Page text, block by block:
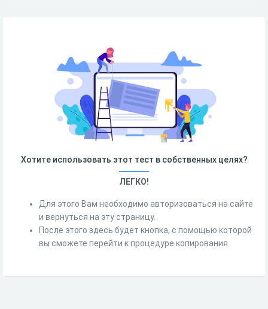
Хотите использовать этот тест в собственных целях?
ЛЕГКО!
Для этого Вам необходимо авторизоваться на сайте
и вернуться на эту страницу.
После этого здесь будет кнопка, с помощью которой
вы сможете перейти к процедуре копирования.